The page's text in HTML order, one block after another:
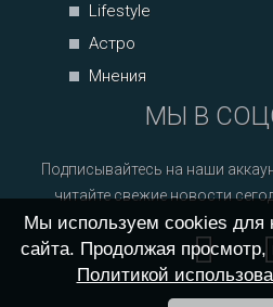
Lifestyle
Астро
Мнения
МЫ В
Подписывайтесь на наши
читайте свежие новости
Мы используем cookies для
сайта. Продолжая просмотр,
Политикой